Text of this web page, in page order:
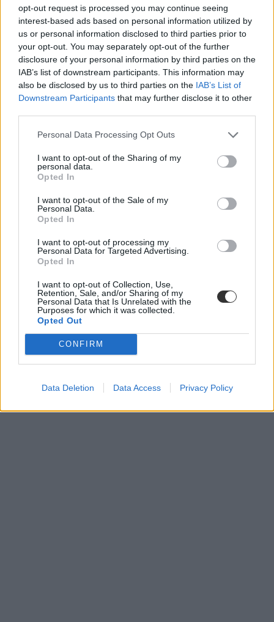
opt-out request is processed you may continue seeing
interest-based ads based on personal information utilized by
us or personal information disclosed to third parties prior to
your opt-out. You may separately opt-out of the further
disclosure of your personal information by third parties on the
IAB’s list of downstream participants. This information may
also be disclosed by us to third parties on the IAB’s List of
Downstream Participants that may further disclose it to other
Personal Data Processing Opt Outs
I want to opt-out of the Sharing of my
personal data.
Opted In
I want to opt-out of the Sale of my
Personal Data.
Opted In
I want to opt-out of processing my
Personal Data for Targeted Advertising.
Opted In
I want to opt-out of Collection, Use,
Retention, Sale, and/or Sharing of my
Personal Data that Is Unrelated with the
Purposes for which it was collected.
Opted Out
CONFIRM
Data Deletion Data Access Privacy Policy
jogosítványszerzés
ingyenes jogosítvány
jogosítvány korhatár